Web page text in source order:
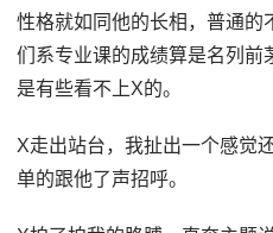
性格就如同他的长相，普通的
们系专业课的成绩算是名列前
是有些看不上X的。
X走出站台，我扯出一个感觉
单的跟他了声招呼。